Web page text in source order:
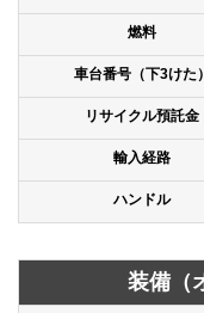
燃料
車台番号（下3けた）
リサイクル預託金
輸入経路
ハンドル
装備（